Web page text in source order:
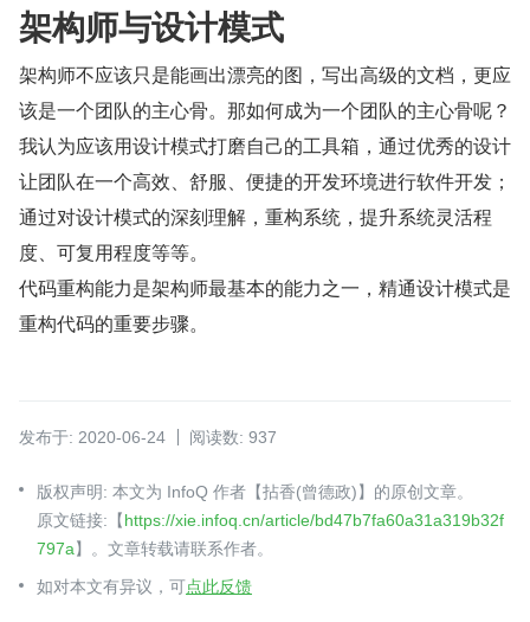
架构师与设计模式
架构师不应该只是能画出漂亮的图，写出高级的文档，更应
该是一个团队的主心骨。那如何成为一个团队的主心骨呢？
我认为应该用设计模式打磨自己的工具箱，通过优秀的设计
让团队在一个高效、舒服、便捷的开发环境进行软件开发；
通过对设计模式的深刻理解，重构系统，提升系统灵活程
度、可复用程度等等。
代码重构能力是架构师最基本的能力之一，精通设计模式是
重构代码的重要步骤。
发布于: 2020-06-24 阅读数: 937
版权声明: 本文为 InfoQ 作者【拈香(曾德政)】的原创文章。
原文链接:【https://xie.infoq.cn/article/bd47b7fa60a31a319b32f
797a】。文章转载请联系作者。
如对本文有异议，可点此反馈